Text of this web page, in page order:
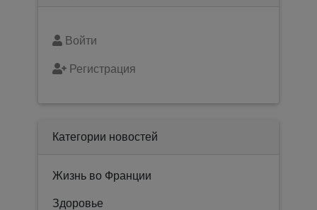
Войти
Регистрация
Категории новостей
Жизнь во Франции
Здоровье